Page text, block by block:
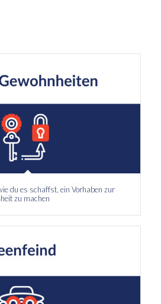
du es schaffst, ein Vorhaben zur
zu machen